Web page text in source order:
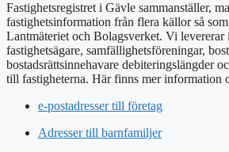
Fastighetsregistret i Gävle sammanställer,
fastighetsinformation från flera källor så
Lantmäteriet och Bolagsverket. Vi
fastighetsägare, samfällighetsföreningar,
bostadsrättsinnehavare debiteringslängder
till fastigheterna. Här finns mer information
e-postadresser till företag
Adresser till barnfamiljer